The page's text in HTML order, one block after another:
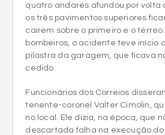
quatro andares afundou por volta
os três pavimentos superiores
caírem sobre o primeiro e o
bombeiros, o acidente teve início
pilastra da garagem, que ficava
cedido.
Funcionários dos Correios
tenente-coronel Valter Cimolin,
no local. Ele dizia, na época, que
descartada falha na execução do